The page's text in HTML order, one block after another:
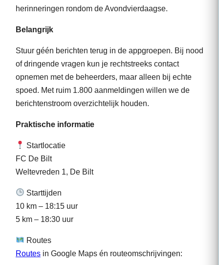
herinneringen rondom de Avondvierdaagse.
Belangrijk
Stuur géén berichten terug in de appgroepen. Bij nood
of dringende vragen kun je rechtstreeks contact
opnemen met de beheerders, maar alleen bij echte
spoed. Met ruim 1.800 aanmeldingen willen we de
berichtenstroom overzichtelijk houden.
Praktische informatie
Startlocatie
FC De Bilt
Weltevreden 1, De Bilt
Starttijden
10 km – 18:15 uur
5 km – 18:30 uur
Routes
Routes in Google Maps én routeomschrijvingen: